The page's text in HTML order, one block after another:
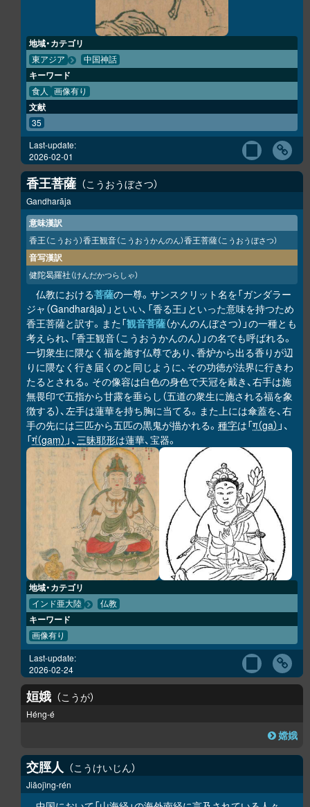
地域・カテゴリ
東アジア 中国神話
キーワード
食人 画像有り
文献
35
Last-update:
2026-02-01
香王菩薩 こうおうぼさつ
Gandharāja
意味漢訳
香王（こうおう）香王観音（こうおうかんのん）香王菩薩（こうおうぼさつ）
音写漢訳
健陀曷羅社（けんだかつらしゃ）
仏教における菩薩の一尊。サンスクリット名を「ガンダラー
ジャ（Gandharāja）」といい、「香る王」といった意味を持つため
香王菩薩と訳す。また「観音菩薩（かんのんぼさつ）」の一種とも
考えられ、「香王観音（こうおうかんのん）」の名でも呼ばれる。
一切衆生に隈なく福を施す仏尊であり、香炉から出る香りが辺
りに隈なく行き届くのと同じように、その功徳が法界に行きわ
たるとされる。その像容は白色の身色で天冠を戴き、右手は施
無畏印で五指から甘露を垂らし（五道の衆生に施される福を象
徴する）、左手は蓮華を持ち胸に当てる。また上には傘蓋を、右
手の先には三匹から五匹の黒鬼が描かれる。 種字は「ग（ga） 」、
「गं（gaṃ） 」、三昧耶形は蓮華、宝器。
地域・カテゴリ
インド亜大陸 仏教
キーワード
画像有り
Last-update:
2026-02-24
姮娥 こうが
Héng-é
嫦娥
交脛人 こうけいじん
Jiāojìng-rén